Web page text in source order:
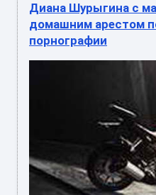
Диана Шурыгина с
домашним арестом
порнографии